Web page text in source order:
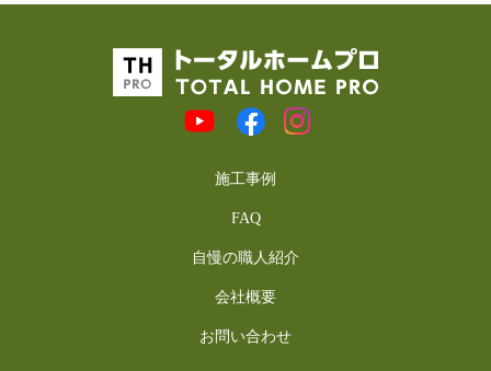
施工事例
FAQ
自慢の職人紹介
会社概要
お問い合わせ